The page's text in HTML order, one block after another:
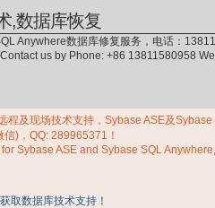
,数据库恢复
Anywhere数据库修复服务，电话：
us by Phone: +86 13811580958
程及现场技术支持，Sybase ASE及Sybase
)，QQ: 289965371！
Sybase ASE and Sybase SQL